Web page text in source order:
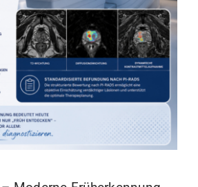
Bar
Area